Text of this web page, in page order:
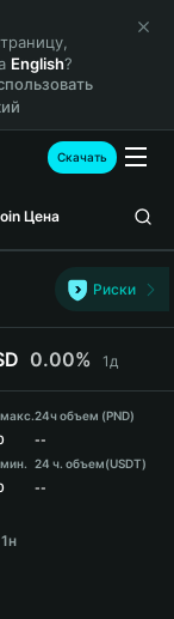
English?
Скачать
Цена
Риски
0.00% 1д
24ч объем (PND)
--
24 ч. объем(USDT)
--
1н